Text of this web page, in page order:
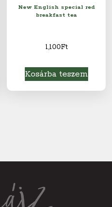
New English special red
breakfast tea
1,100Ft
Kosárba teszem